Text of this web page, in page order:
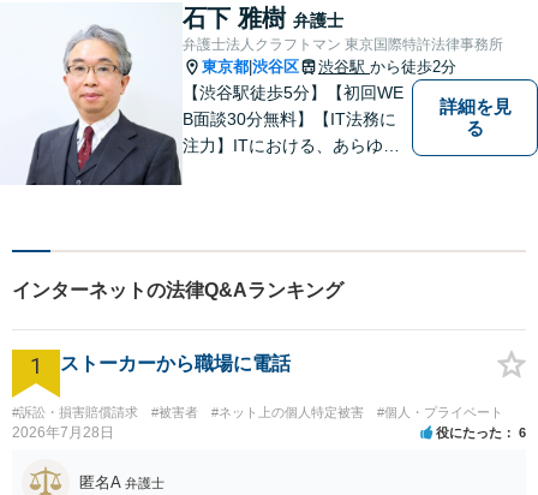
す。クライアントの皆様と力
を合わせて最善の戦略を構築
いたしたいと存じます。
石下 雅樹 弁護士
弁護士法人クラフトマン 東京国際特許法律事務所
東京都 渋谷区 渋谷駅 から徒歩2分
【渋谷駅徒歩5分】【初回WE
B面談30分無料】【IT法務に
注力】ITにおける、あらゆる
考え方、システム開発の流れ
にも通じているため、スムー
ズな対応が可能です。
詳細を見
る
インターネットの法律Q&Aランキング
1 ストーカーから職場に電話
#訴訟・損害賠償請求 #被害者 #ネット上の個人特定被害 #個人・プライベート
2026年7月28日 役にたった 6
匿名A 弁護士